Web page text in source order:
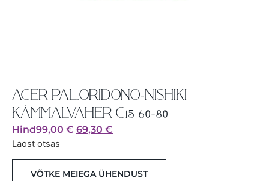
ACER PAL.ORIDONO-NISHIKI
KÄMMALVAHER C15 60-80
Hind99,00€ 69,30 €
Laost otsas
VÕTKE MEIEGA ÜHENDUST